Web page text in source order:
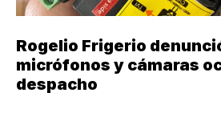
Rogelio Frigerio
micrófonos y cámaras
despacho